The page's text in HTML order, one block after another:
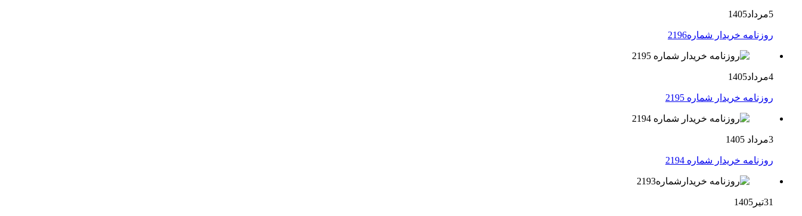
5مرداد1405
روزنامه خریدار شماره2196
4مرداد1405
روزنامه خریدار شماره 2195
3مرداد 1405
روزنامه خریدار شماره 2194
31تیر1405